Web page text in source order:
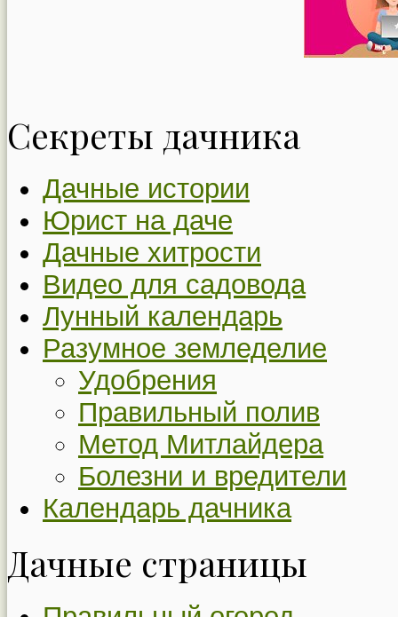
Секреты дачника
Дачные истории
Юрист на даче
Дачные хитрости
Видео для садовода
Лунный календарь
Разумное земледелие
Удобрения
Правильный полив
Метод Митлайдера
Болезни и вредители
Календарь дачника
Дачные страницы